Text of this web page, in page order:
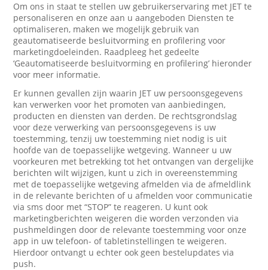
Om ons in staat te stellen uw gebruikerservaring met JET te
personaliseren en onze aan u aangeboden Diensten te
optimaliseren, maken we mogelijk gebruik van
geautomatiseerde besluitvorming en profilering voor
marketingdoeleinden. Raadpleeg het gedeelte
‘Geautomatiseerde besluitvorming en profilering’ hieronder
voor meer informatie.
Er kunnen gevallen zijn waarin JET uw persoonsgegevens
kan verwerken voor het promoten van aanbiedingen,
producten en diensten van derden. De rechtsgrondslag
voor deze verwerking van persoonsgegevens is uw
toestemming, tenzij uw toestemming niet nodig is uit
hoofde van de toepasselijke wetgeving. Wanneer u uw
voorkeuren met betrekking tot het ontvangen van dergelijke
berichten wilt wijzigen, kunt u zich in overeenstemming
met de toepasselijke wetgeving afmelden via de afmeldlink
in de relevante berichten of u afmelden voor communicatie
via sms door met “STOP” te reageren. U kunt ook
marketingberichten weigeren die worden verzonden via
pushmeldingen door de relevante toestemming voor onze
app in uw telefoon- of tabletinstellingen te weigeren.
Hierdoor ontvangt u echter ook geen bestelupdates via
push.